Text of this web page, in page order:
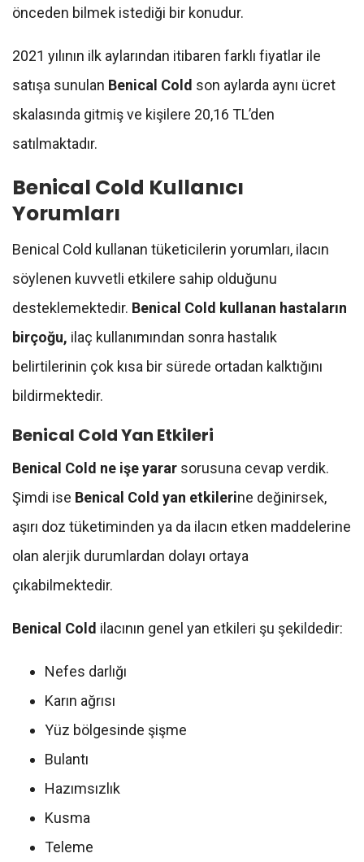
önceden bilmek istediği bir konudur.
2021 yılının ilk aylarından itibaren farklı fiyatlar ile
satışa sunulan Benical Cold son aylarda aynı ücret
skalasında gitmiş ve kişilere 20,16 TL’den
satılmaktadır.
Benical Cold Kullanıcı
Yorumları
Benical Cold kullanan tüketicilerin yorumları, ilacın
söylenen kuvvetli etkilere sahip olduğunu
desteklemektedir. Benical Cold kullanan hastaların
birçoğu, ilaç kullanımından sonra hastalık
belirtilerinin çok kısa bir sürede ortadan kalktığını
bildirmektedir.
Benical Cold Yan Etkileri
Benical Cold ne işe yarar sorusuna cevap verdik.
Şimdi ise Benical Cold yan etkilerine değinirsek,
aşırı doz tüketiminden ya da ilacın etken maddelerine
olan alerjik durumlardan dolayı ortaya
çıkabilmektedir.
Benical Cold ilacının genel yan etkileri şu şekildedir:
Nefes darlığı
Karın ağrısı
Yüz bölgesinde şişme
Bulantı
Hazımsızlık
Kusma
Teleme